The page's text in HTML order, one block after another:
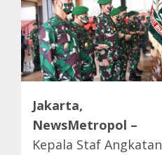
Jakarta,
NewsMetropol –
Kepala Staf Angkatan